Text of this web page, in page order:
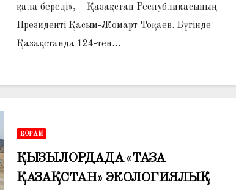
қала береді», – Қазақстан Республикасының
Президенті Қасым-Жомарт Тоқаев. Бүгінде
Қазақстанда 124-тен…
ҚОҒАМ
ҚЫЗЫЛОРДАДА «ТАЗА
ҚАЗАҚСТАН» ЭКОЛОГИЯЛЫҚ